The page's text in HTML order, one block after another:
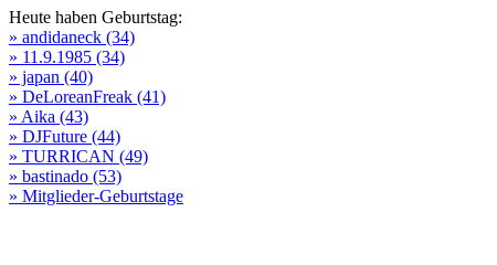
Heute haben Geburtstag:
» andidaneck (34)
» 11.9.1985 (34)
» japan (40)
» DeLoreanFreak (41)
» Aika (43)
» DJFuture (44)
» TURRICAN (49)
» bastinado (53)
» Mitglieder-Geburtstage